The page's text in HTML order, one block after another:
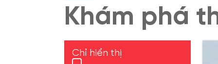
Khám phá
Chỉ hiển thị